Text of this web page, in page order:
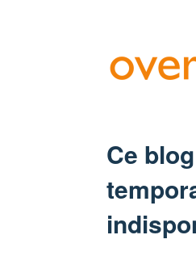
Ce